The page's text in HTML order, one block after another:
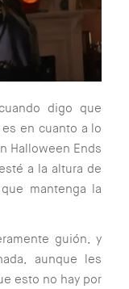
digo que
en cuanto a lo
Halloween Ends
a la altura de
mantenga la
guión, y
aunque les
esto no hay por